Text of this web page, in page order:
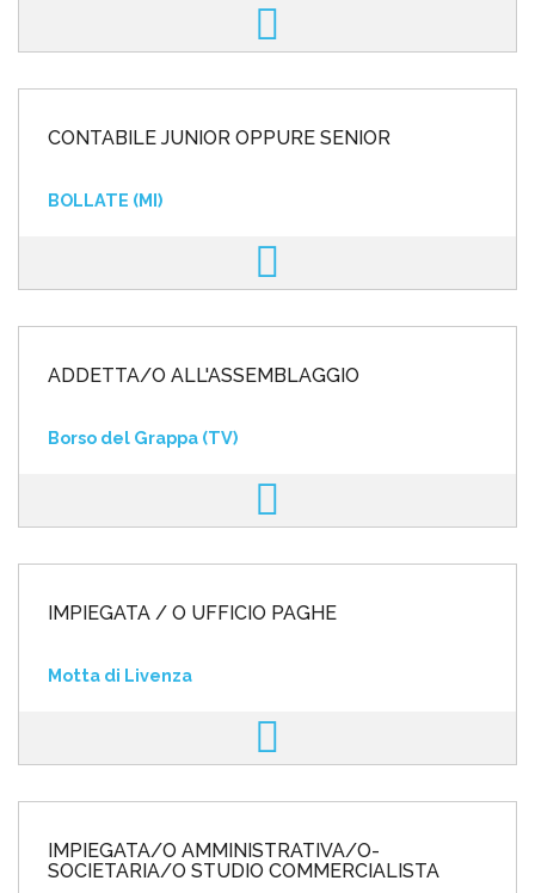
CONTABILE JUNIOR OPPURE SENIOR
BOLLATE (MI)
ADDETTA/O ALL'ASSEMBLAGGIO
Borso del Grappa (TV)
IMPIEGATA / O UFFICIO PAGHE
Motta di Livenza
IMPIEGATA/O AMMINISTRATIVA/O-
SOCIETARIA/O STUDIO COMMERCIALISTA